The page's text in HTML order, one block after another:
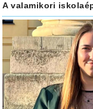
A valamikori